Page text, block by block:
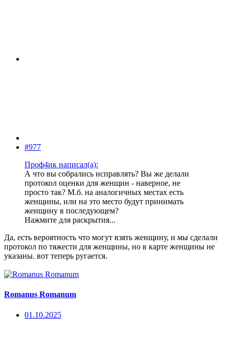
#977
Проф4ик написал(а):
А что вы собрались исправлять? Вы же делали
протокол оценки для женщин - наверное, не
просто так? М.б. на аналогичных местах есть
женщины, или на это место будут принимать
женщину в последующем?
Нажмите для раскрытия...
Да, есть вероятность что могут взять женщину, и мы сделали
протокол по тяжести для женщины, но в карте женщины не
указаны. вот теперь ругается.
Romanus Romanum
01.10.2025